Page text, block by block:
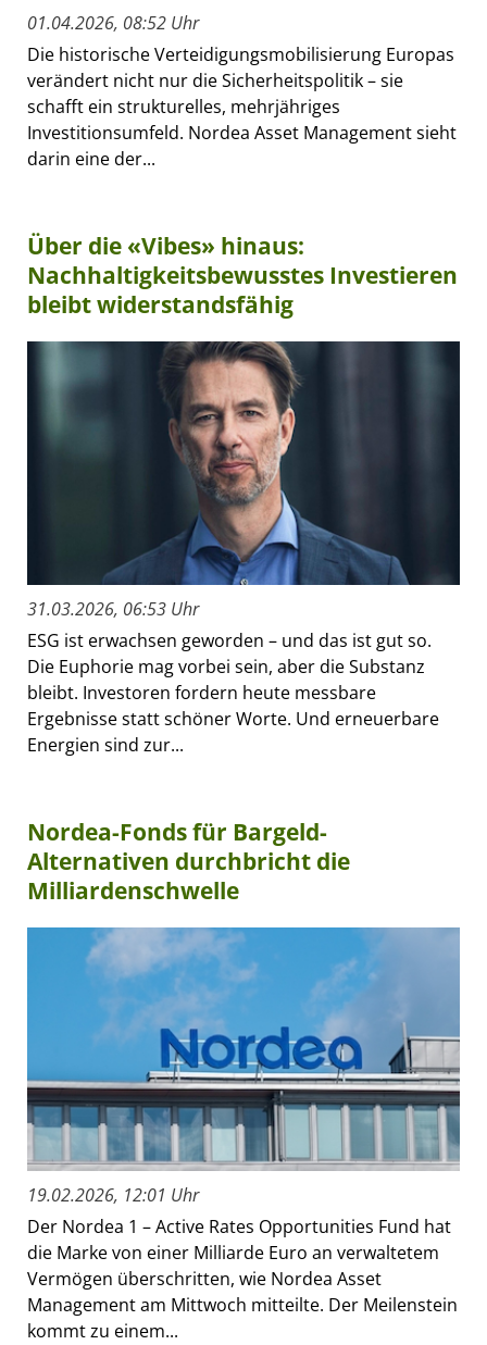
01.04.2026, 08:52 Uhr
Die historische Verteidigungsmobilisierung Europas
verändert nicht nur die Sicherheitspolitik – sie
schafft ein strukturelles, mehrjähriges
Investitionsumfeld. Nordea Asset Management sieht
darin eine der...
Über die «Vibes» hinaus:
Nachhaltigkeitsbewusstes Investieren
bleibt widerstandsfähig
31.03.2026, 06:53 Uhr
ESG ist erwachsen geworden – und das ist gut so.
Die Euphorie mag vorbei sein, aber die Substanz
bleibt. Investoren fordern heute messbare
Ergebnisse statt schöner Worte. Und erneuerbare
Energien sind zur...
Nordea-Fonds für Bargeld-
Alternativen durchbricht die
Milliardenschwelle
19.02.2026, 12:01 Uhr
Der Nordea 1 – Active Rates Opportunities Fund hat
die Marke von einer Milliarde Euro an verwaltetem
Vermögen überschritten, wie Nordea Asset
Management am Mittwoch mitteilte. Der Meilenstein
kommt zu einem...